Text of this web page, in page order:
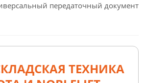
передаточный документ
ТЕХНИКА